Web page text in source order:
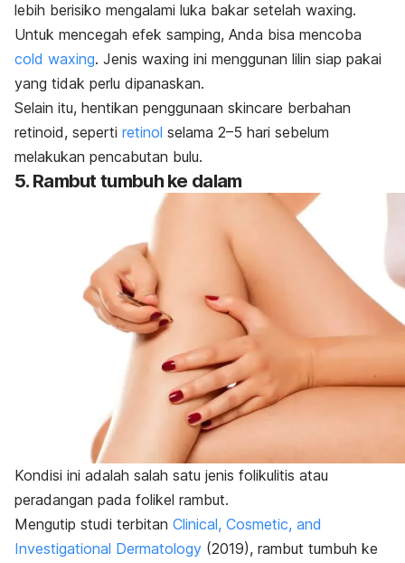
lebih berisiko mengalami luka bakar setelah waxing.
Untuk mencegah efek samping, Anda bisa mencoba
cold waxing. Jenis waxing ini menggunan lilin siap pakai
yang tidak perlu dipanaskan.
Selain itu, hentikan penggunaan skincare berbahan
retinoid, seperti retinol selama 2–5 hari sebelum
melakukan pencabutan bulu.
5. Rambut tumbuh ke dalam
Kondisi ini adalah salah satu jenis folikulitis atau
peradangan pada folikel rambut.
Mengutip studi terbitan Clinical, Cosmetic, and
Investigational Dermatology (2019), rambut tumbuh ke